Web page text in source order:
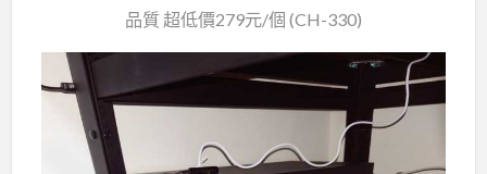
品質 超低價279元/個 (CH-330)